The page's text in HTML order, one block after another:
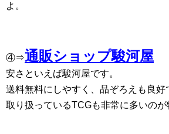
よ。
④⇒通販ショップ駿河屋
安さといえば駿河屋です。
送料無料にしやすく、品ぞろえも良好
取り扱っているTCGも非常に多いのが